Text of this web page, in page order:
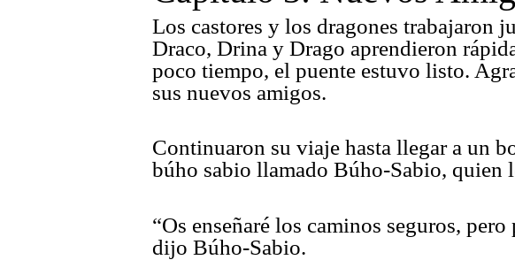
Los castores y los dragones trabajaron
Draco, Drina y Drago aprendieron
poco tiempo, el puente estuvo listo.
sus nuevos amigos.
Continuaron su viaje hasta llegar a un
búho sabio llamado Búho-Sabio, quien
“Os enseñaré los caminos seguros,
dijo Búho-Sabio.